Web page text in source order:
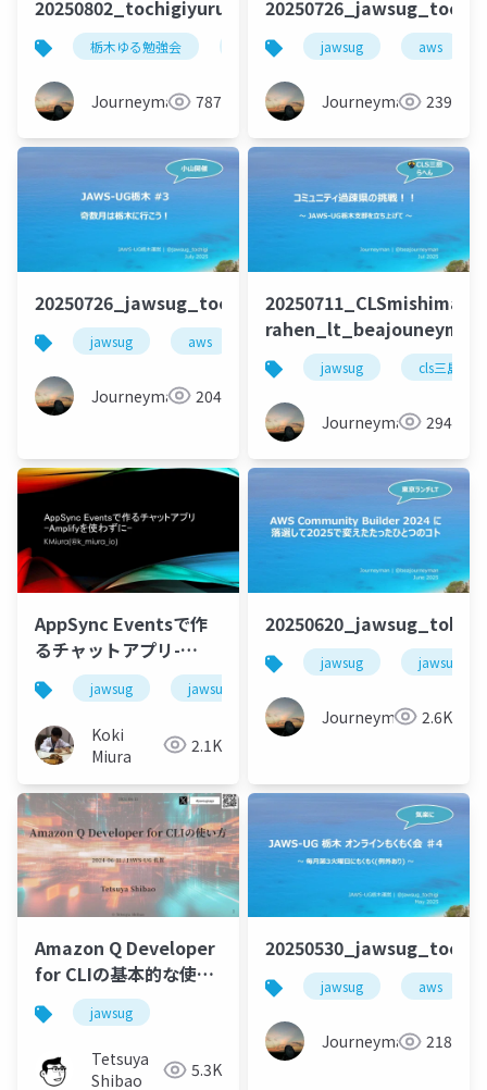
20250802_tochigiyuruben_lt_beajouneyman
栃木ゆる勉強会 jawsug コミュニティ
Journeyman 787
jawsug aws
Journeyman 239
jawsug aws 栃木
Journeyman 204
20250711_CLSmishima-
rahen_lt_beajouneyman
jawsug cls三島ら
Journeyman 294
AppSync Eventsで作
るチャットアプリ-
Amplifyを使わずに-
jawsug jawsug_nagoya
Koki
Miura
2.1K
jawsug
Journeyman 2.6K
Amazon Q Developer
for CLIの基本的な使い
方と便利なコマンドの
紹介
jawsug
Tetsuya
Shibao
5.3K
jawsug aws
Journeyman 218